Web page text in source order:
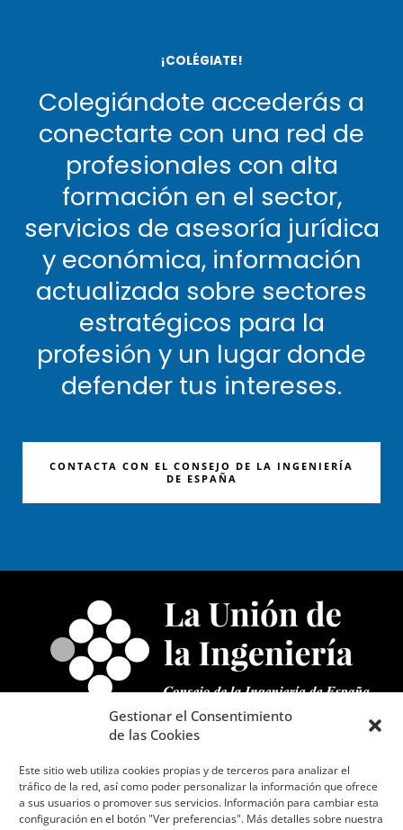
Gestionar el Consentimiento
de las Cookies
Este sitio web utiliza cookies propias y de terceros para analizar el
tráfico de la red, así como poder personalizar la información que ofrece
a sus usuarios o promover sus servicios. Información para cambiar esta
configuración en el botón "Ver preferencias". Más detalles sobre nuestra
¡COLÉGIATE!
Colegiándote accederás a
conectarte con una red de
profesionales con alta
formación en el sector,
servicios de asesoría jurídica
y económica, información
actualizada sobre sectores
estratégicos para la
profesión y un lugar donde
defender tus intereses.
CONTACTA CON EL CONSEJO DE LA INGENIERÍA
DE ESPAÑA
L
n
k
e
T
i
t
t